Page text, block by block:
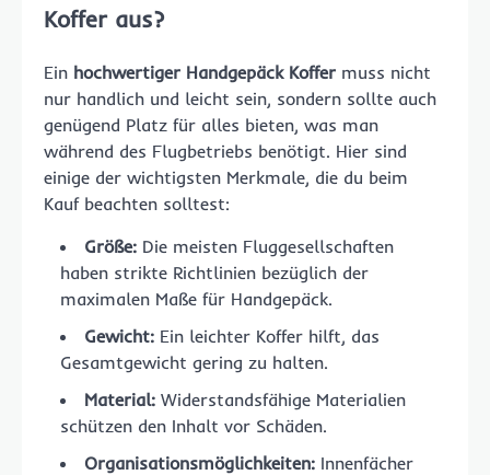
Koffer aus?
Ein hochwertiger Handgepäck Koffer muss nicht
nur handlich und leicht sein, sondern sollte auch
genügend Platz für alles bieten, was man
während des Flugbetriebs benötigt. Hier sind
einige der wichtigsten Merkmale, die du beim
Kauf beachten solltest:
Größe: Die meisten Fluggesellschaften
haben strikte Richtlinien bezüglich der
maximalen Maße für Handgepäck.
Gewicht: Ein leichter Koffer hilft, das
Gesamtgewicht gering zu halten.
Material: Widerstandsfähige Materialien
schützen den Inhalt vor Schäden.
Organisationsmöglichkeiten: Innenfächer